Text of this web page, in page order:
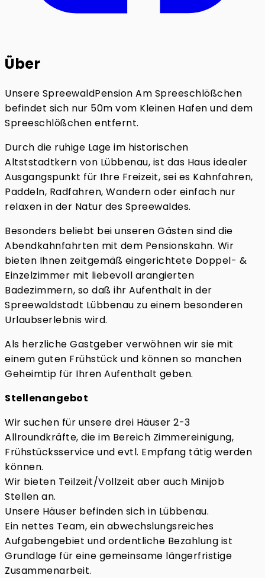
Über
Unsere SpreewaldPension Am Spreeschlößchen
befindet sich nur 50m vom Kleinen Hafen und dem
Spreeschlößchen entfernt.
Durch die ruhige Lage im historischen
Altststadtkern von Lübbenau, ist das Haus idealer
Ausgangspunkt für Ihre Freizeit, sei es Kahnfahren,
Paddeln, Radfahren, Wandern oder einfach nur
relaxen in der Natur des Spreewaldes.
Besonders beliebt bei unseren Gästen sind die
Abendkahnfahrten mit dem Pensionskahn. Wir
bieten Ihnen zeitgemäß eingerichtete Doppel- &
Einzelzimmer mit liebevoll arangierten
Badezimmern, so daß ihr Aufenthalt in der
Spreewaldstadt Lübbenau zu einem besonderen
Urlaubserlebnis wird.
Als herzliche Gastgeber verwöhnen wir sie mit
einem guten Frühstück und können so manchen
Geheimtip für Ihren Aufenthalt geben.
Stellenangebot
Wir suchen für unsere drei Häuser 2-3
Allroundkräfte, die im Bereich Zimmereinigung,
Frühstücksservice und evtl. Empfang tätig werden
können.
Wir bieten Teilzeit/Vollzeit aber auch Minijob
Stellen an.
Unsere Häuser befinden sich in Lübbenau.
Ein nettes Team, ein abwechslungsreiches
Aufgabengebiet und ordentliche Bezahlung ist
Grundlage für eine gemeinsame längerfristige
Zusammenarbeit.